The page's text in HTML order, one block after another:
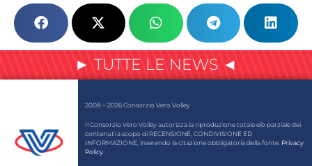
► TUTTE LE NEWS ◄
2008 – 2026 Consorzio Vero Volley
Il Consorzio Vero Volley autorizza la riproduzione totale e/o parziale dei
contenuti a scopo di RECENSIONE, CONDIVISIONE ED
INFORMAZIONE, inserendo la citazione obbligatoria della fonte. Privacy
Policy